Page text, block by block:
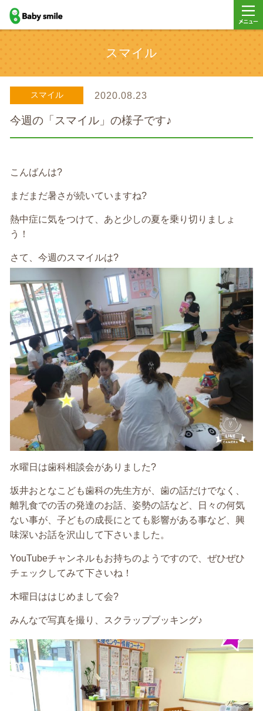
baby smile
スマイル
スマイル 2020.08.23
今週の「スマイル」の様子です♪
こんばんは?
まだまだ暑さが続いていますね?
熱中症に気をつけて、あと少しの夏を乗り切りましょ
う！
さて、今週のスマイルは?
水曜日は歯科相談会がありました?
坂井おとなこども歯科の先生方が、歯の話だけでなく、
離乳食での舌の発達のお話、姿勢の話など、日々の何気
ない事が、子どもの成長にとても影響がある事など、興
味深いお話を沢山して下さいました。
YouTubeチャンネルもお持ちのようですので、ぜひぜひ
チェックしてみて下さいね！
木曜日ははじめまして会?
みんなで写真を撮り、スクラップブッキング♪